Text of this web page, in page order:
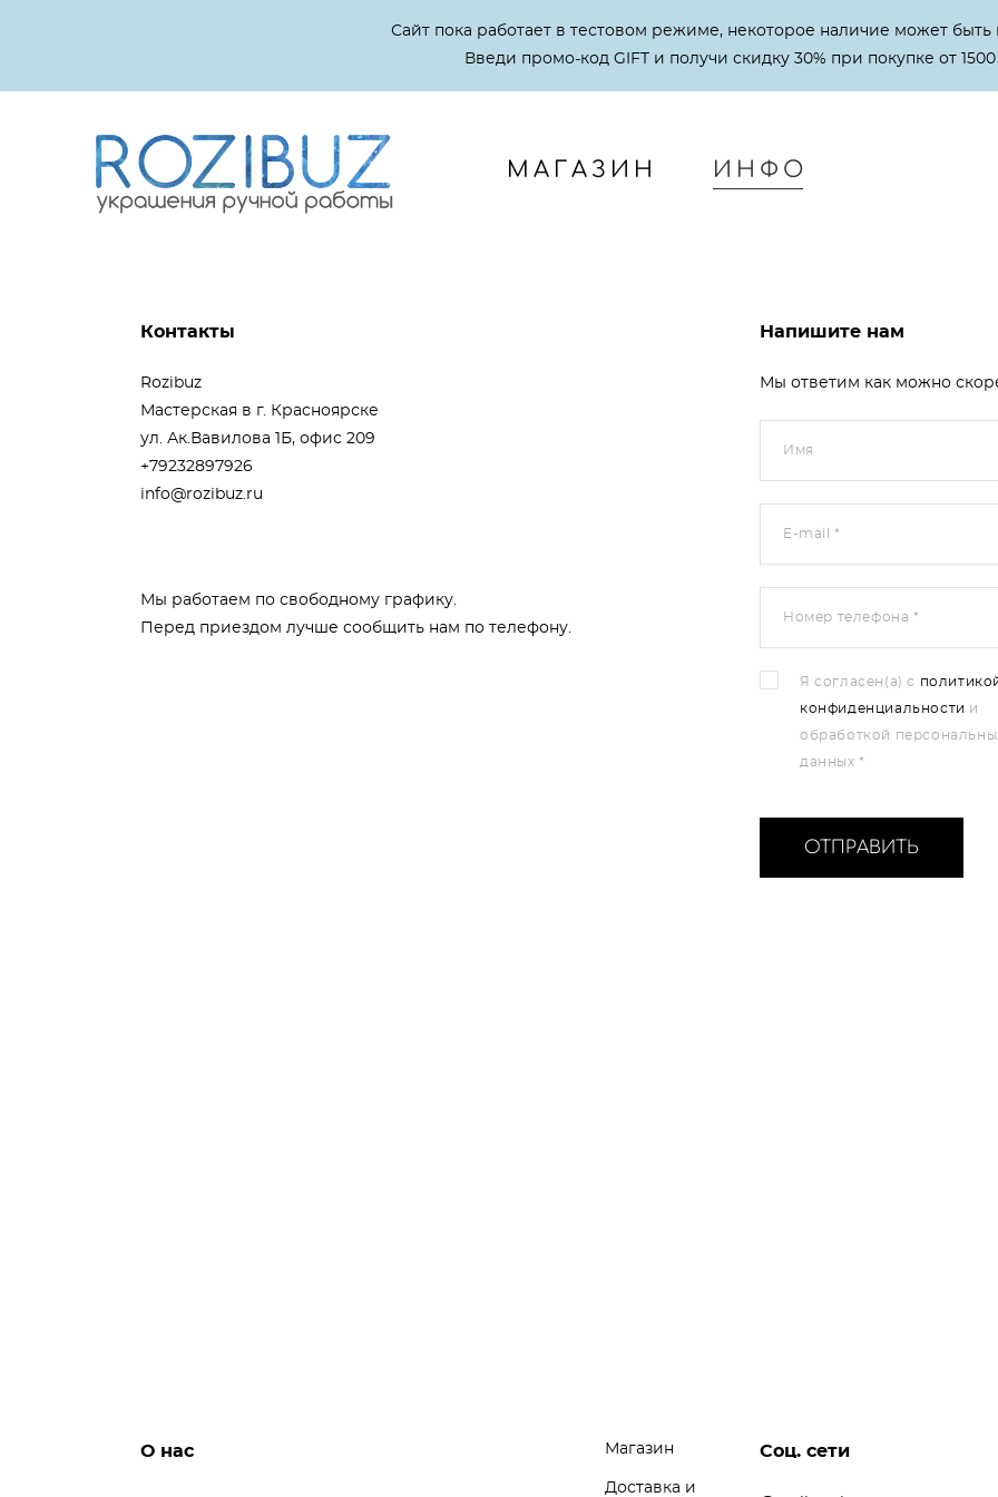
Сайт пока работает в тестовом режиме, некоторое наличие может быть
Введи промо-код GIFT и получи скидку 30% при покупке от 1500
МАГАЗИН ИНФО
Контакты
Rozibuz
Мастерская в г. Красноярске
ул. Ак.Вавилова 1Б, офис 209
+79232897926
info@rozibuz.ru
Мы работаем по свободному графику.
Перед приездом лучше сообщить нам по телефону.
Напишите нам
Мы ответим как можно
Имя
E-mail *
Номер телефона *
Я согласен(а) с
конфиденциальности и
обработкой
данных *
ОТПРАВИТЬ
О нас Магазин
Доставка и
Соц. сети